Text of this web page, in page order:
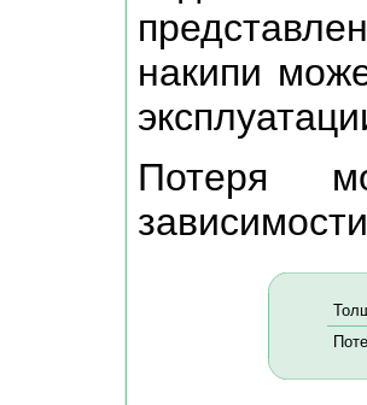
накипи
Потеря